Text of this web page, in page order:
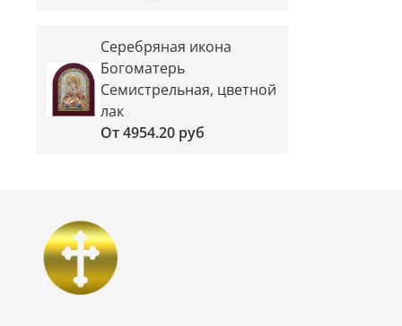
Серебряная икона
Богоматерь
Семистрельная, цветной
лак
От4954.20 руб